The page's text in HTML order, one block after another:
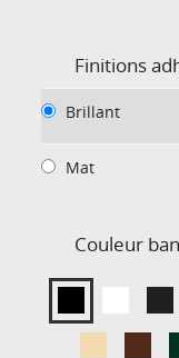
Finitions
Brillant
Mat
Couleur